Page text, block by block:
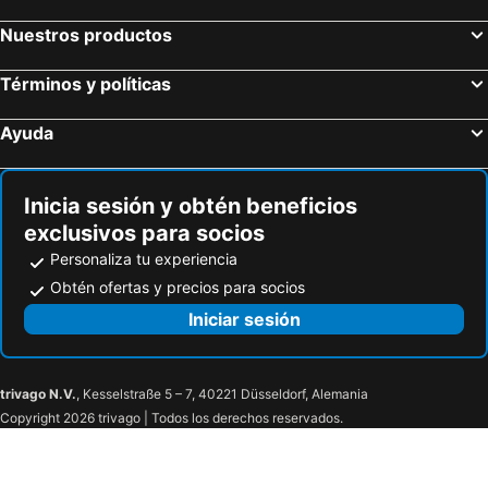
Nuestros productos
Términos y políticas
Ayuda
Inicia sesión y obtén beneficios
exclusivos para socios
Personaliza tu experiencia
Obtén ofertas y precios para socios
Iniciar sesión
trivago N.V., Kesselstraße 5 – 7, 40221 Düsseldorf, Alemania
Copyright 2026 trivago | Todos los derechos reservados.